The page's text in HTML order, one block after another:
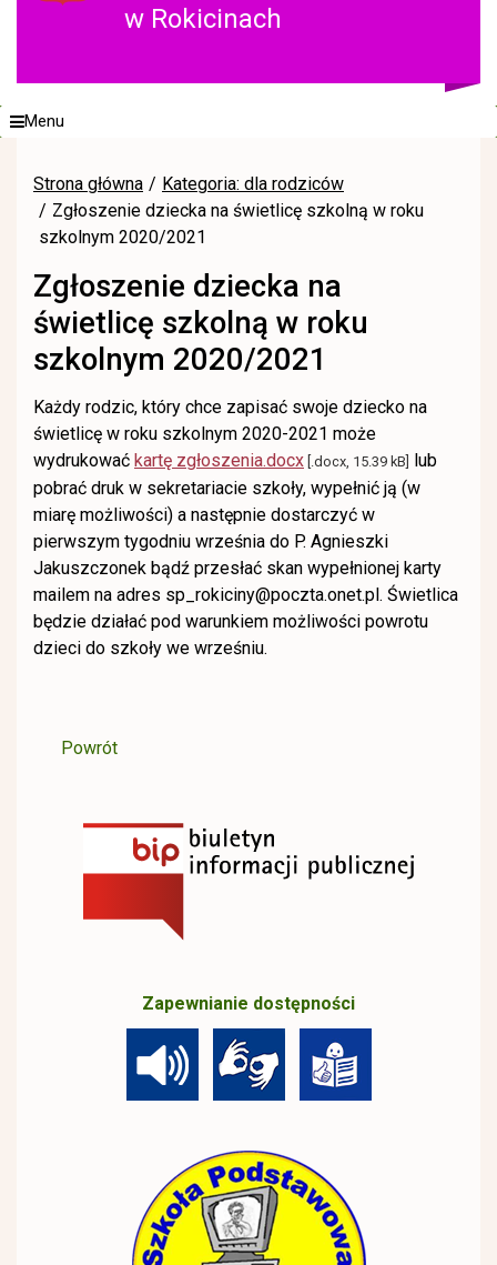
w Rokicinach
Menu
Strona główna
Kategoria: dla rodziców
Zgłoszenie dziecka na świetlicę szkolną w roku
szkolnym 2020/2021
Zgłoszenie dziecka na
świetlicę szkolną w roku
szkolnym 2020/2021
Każdy rodzic, który chce zapisać swoje dziecko na
świetlicę w roku szkolnym 2020-2021 może
wydrukować kartę zgłoszenia.docx [.docx, 15.39 kB] lub
pobrać druk w sekretariacie szkoły, wypełnić ją (w
miarę możliwości) a następnie dostarczyć w
pierwszym tygodniu września do P. Agnieszki
Jakuszczonek bądź przesłać skan wypełnionej karty
mailem na adres sp_rokiciny@poczta.onet.pl. Świetlica
będzie działać pod warunkiem możliwości powrotu
dzieci do szkoły we wrześniu.
Powrót
Zapewnianie dostępności